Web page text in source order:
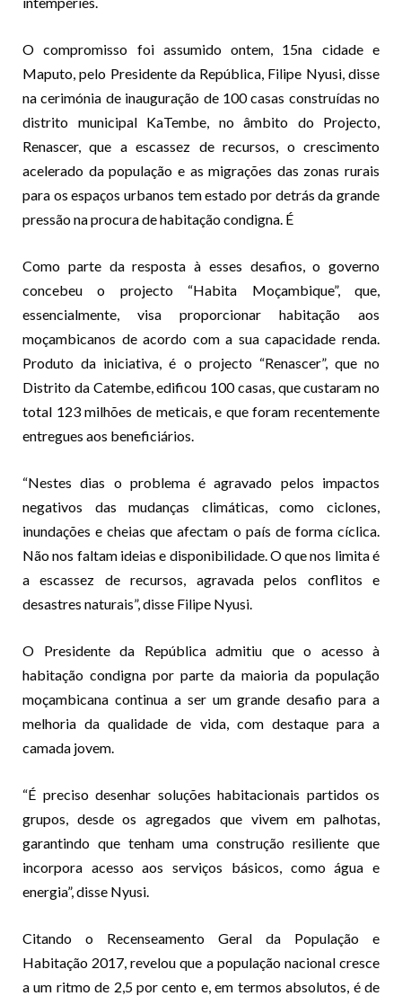
O compromisso foi assumido ontem, 15na cidade e
Maputo, pelo Presidente da República, Filipe Nyusi, disse
na cerimónia de inauguração de 100 casas construídas no
distrito municipal KaTembe, no âmbito do Projecto,
Renascer, que a escassez de recursos, o crescimento
acelerado da população e as migrações das zonas rurais
para os espaços urbanos tem estado por detrás da grande
pressão na procura de habitação condigna. É
Como parte da resposta à esses desafios, o governo
concebeu o projecto “Habita Moçambique”, que,
essencialmente, visa proporcionar habitação aos
moçambicanos de acordo com a sua capacidade renda.
Produto da iniciativa, é o projecto “Renascer”, que no
Distrito da Catembe, edificou 100 casas, que custaram no
total 123 milhões de meticais, e que foram recentemente
entregues aos beneficiários.
“Nestes dias o problema é agravado pelos impactos
negativos das mudanças climáticas, como ciclones,
inundações e cheias que afectam o país de forma cíclica.
Não nos faltam ideias e disponibilidade. O que nos limita é
a escassez de recursos, agravada pelos conflitos e
desastres naturais”, disse Filipe Nyusi.
O Presidente da República admitiu que o acesso à
habitação condigna por parte da maioria da população
moçambicana continua a ser um grande desafio para a
melhoria da qualidade de vida, com destaque para a
camada jovem.
“É preciso desenhar soluções habitacionais partidos os
grupos, desde os agregados que vivem em palhotas,
garantindo que tenham uma construção resiliente que
incorpora acesso aos serviços básicos, como água e
energia”, disse Nyusi.
Citando o Recenseamento Geral da População e
Habitação 2017, revelou que a população nacional cresce
a um ritmo de 2,5 por cento e, em termos absolutos, é de